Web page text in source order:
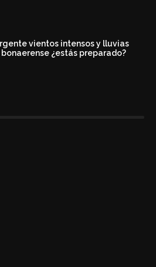
vientos intensos y lluvias
¿estás preparado?